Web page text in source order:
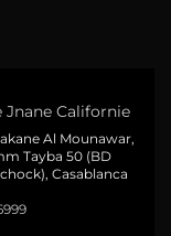
Jnane Californie
Al Mounawar,
Tayba 50 (BD
Casablanca